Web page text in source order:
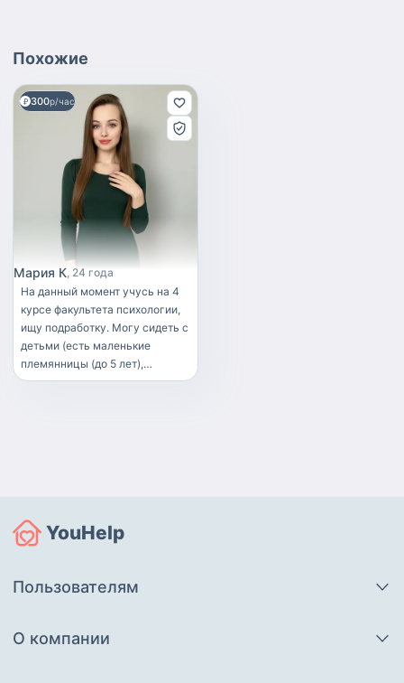
Похожие
300р/час
Мария К 24 года
На данный момент учусь на 4
курсе факультета психологии,
ищу подработку. Могу сидеть с
детьми (есть маленькие
племянницы (до 5 лет),
поэтому опыт общения и
YouHelp
Пользователям
О компании